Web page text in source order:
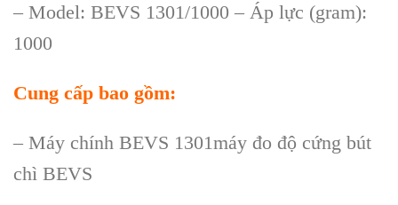
– Model: BEVS 1301/1000 – Áp lực (gram):
1000
Cung cấp bao gồm:
– Máy chính BEVS 1301máy đo độ cứng bút
chì BEVS